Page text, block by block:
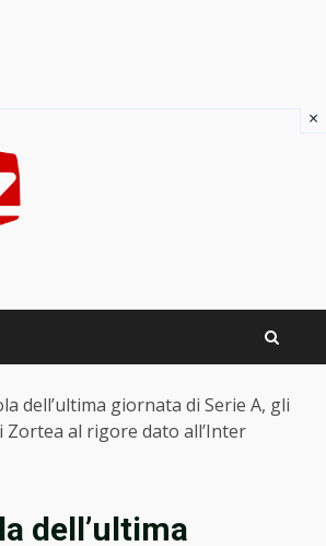
dell’ultima giornata di Serie A, gli
Zortea al rigore dato all’Inter
dell’ultima
×